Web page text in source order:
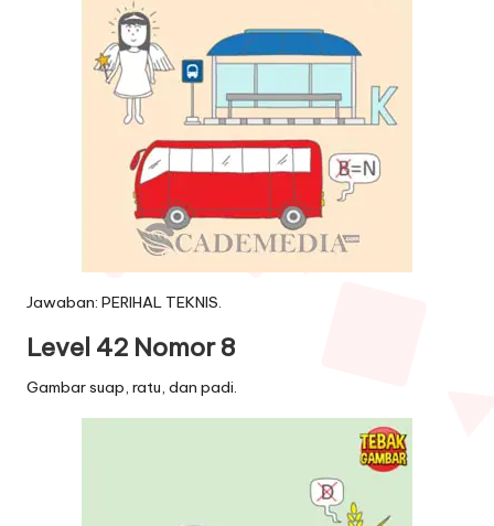
Jawaban: PERIHAL TEKNIS.
Level 42 Nomor 8
Gambar suap, ratu, dan padi.